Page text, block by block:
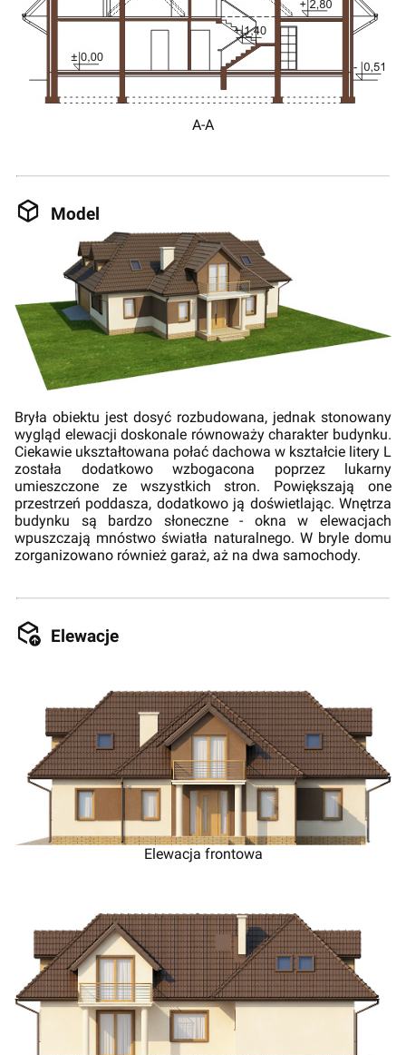
A-A
Model
Bryła obiektu jest dosyć rozbudowana, jednak stonowany
wygląd elewacji doskonale równoważy charakter budynku.
Ciekawie ukształtowana połać dachowa w kształcie litery L
została dodatkowo wzbogacona poprzez lukarny
umieszczone ze wszystkich stron. Powiększają one
przestrzeń poddasza, dodatkowo ją doświetlając. Wnętrza
budynku są bardzo słoneczne - okna w elewacjach
wpuszczają mnóstwo światła naturalnego. W bryle domu
zorganizowano również garaż, aż na dwa samochody.
Elewacje
Elewacja frontowa